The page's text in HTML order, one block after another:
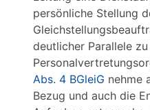
persönliche Stellung
deutlicher Parallele
Abs. 4 BGleiG nehme
Bezug und auch die